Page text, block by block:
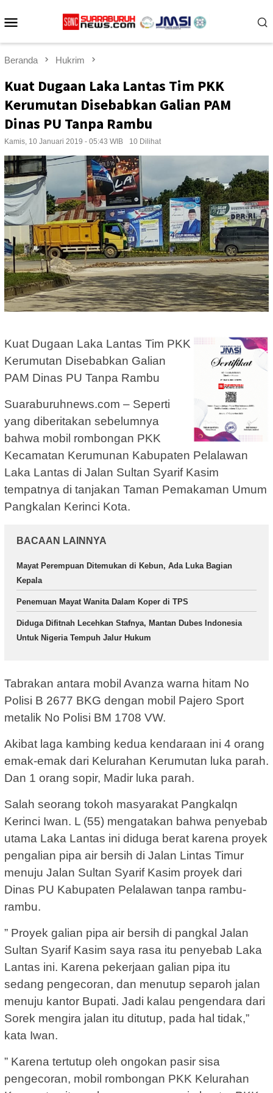
ke
Beranda Hukrim
Kuat Dugaan Laka Lantas Tim PKK
Kerumutan Disebabkan Galian PAM
Dinas PU Tanpa Rambu
Kamis, 10 Januari 2019 - 05:43 WIB 10 Dilihat
Kuat Dugaan Laka Lantas Tim PKK
Kerumutan Disebabkan Galian
PAM Dinas PU Tanpa Rambu
Suaraburuhnews.com – Seperti
yang diberitakan sebelumnya
bahwa mobil rombongan PKK
Kecamatan Kerumunan Kabupaten Pelalawan
Laka Lantas di Jalan Sultan Syarif Kasim
tempatnya di tanjakan Taman Pemakaman Umum
Pangkalan Kerinci Kota.
BACAAN LAINNYA
Mayat Perempuan Ditemukan di Kebun, Ada Luka Bagian
Kepala
Penemuan Mayat Wanita Dalam Koper di TPS
Diduga Difitnah Lecehkan Stafnya, Mantan Dubes Indonesia
Untuk Nigeria Tempuh Jalur Hukum
Tabrakan antara mobil Avanza warna hitam No
Polisi B 2677 BKG dengan mobil Pajero Sport
metalik No Polisi BM 1708 VW.
Akibat laga kambing kedua kendaraan ini 4 orang
emak-emak dari Kelurahan Kerumutan luka parah.
Dan 1 orang sopir, Madir luka parah.
Salah seorang tokoh masyarakat Pangkalqn
Kerinci Iwan. L (55) mengatakan bahwa penyebab
utama Laka Lantas ini diduga berat karena proyek
pengalian pipa air bersih di Jalan Lintas Timur
menuju Jalan Sultan Syarif Kasim proyek dari
Dinas PU Kabupaten Pelalawan tanpa rambu-
rambu.
” Proyek galian pipa air bersih di pangkal Jalan
Sultan Syarif Kasim saya rasa itu penyebab Laka
Lantas ini. Karena pekerjaan galian pipa itu
sedang pengecoran, dan menutup separoh jalan
menuju kantor Bupati. Jadi kalau pengendara dari
Sorek mengira jalan itu ditutup, pada hal tidak,”
kata Iwan.
” Karena tertutup oleh ongokan pasir sisa
pengecoran, mobil rombongan PKK Kelurahan